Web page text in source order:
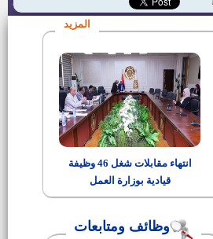
المزيد
انتهاء مقابلات شغل 46 وظيفة
قيادية بوزارة العمل
وظائف ومتابعات
عدد (2050) عامل حراسة ليلية
بالدرجه السادسة
رئيس الوحدة المحلية لقرية بياض
وظائف عن طريق النقل بين
العاملين بوحدات الجهاز الإداري
150 فرصة عمل بالمنطقة الصناعية